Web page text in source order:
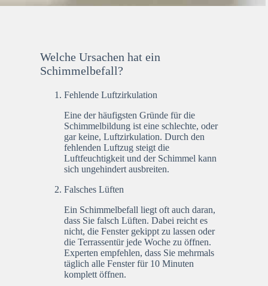
Welche Ursachen hat ein
Schimmelbefall?
Fehlende Luftzirkulation
Eine der häufigsten Gründe für die
Schimmelbildung ist eine schlechte, oder
gar keine, Luftzirkulation. Durch den
fehlenden Luftzug steigt die
Luftfeuchtigkeit und der Schimmel kann
sich ungehindert ausbreiten.
Falsches Lüften
Ein Schimmelbefall liegt oft auch daran,
dass Sie falsch Lüften. Dabei reicht es
nicht, die Fenster gekippt zu lassen oder
die Terrassentür jede Woche zu öffnen.
Experten empfehlen, dass Sie mehrmals
täglich alle Fenster für 10 Minuten
komplett öffnen.